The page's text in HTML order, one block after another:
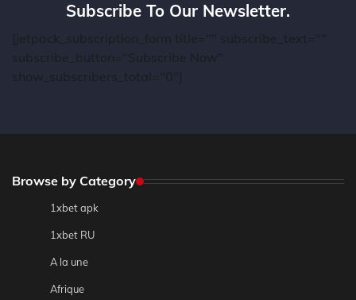
Subscribe To Our Newsletter.
[jetpack_subscription_form title="" subscribe_text=""
subscribe_button="Subscribe Now"
show_subscribers_total="0"]
Browse by Category
1xbet apk
1xbet RU
A la une
Afrique